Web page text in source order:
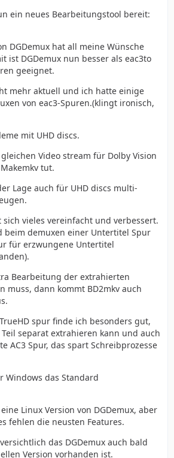
ein neues Bearbeitungstool bereit:
DGDemux hat all meine Wünsche
ist DGDemux nun besser als eac3to
geeignet.
mehr aktuell und ich hatte einige
von eac3-Spuren.(klingt ironisch,
mit UHD discs.
Video stream für Dolby Vision
tut.
Lage auch für UHD discs multi-
sich vieles vereinfacht und verbessert.
beim demuxen einer Untertitel Spur
für erzwungene Untertitel
Bearbeitung der extrahierten
muss, dann kommt BD2mkv auch
spur finde ich besonders gut,
separat extrahieren kann und auch
AC3 Spur, das spart Schreibprozesse
Windows das Standard
Linux Version von DGDemux, aber
fehlen die neusten Features.
das DGDemux auch bald
Version vorhanden ist.